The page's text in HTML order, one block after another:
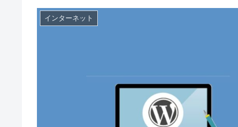
インターネット